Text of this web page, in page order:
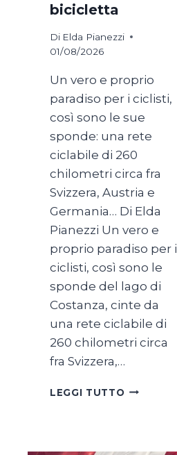
bicicletta
Di Elda Pianezzi
01/08/2026
Un vero e proprio
paradiso per i ciclisti,
così sono le sue
sponde: una rete
ciclabile di 260
chilometri circa fra
Svizzera, Austria e
Germania… Di Elda
Pianezzi Un vero e
proprio paradiso per i
ciclisti, così sono le
sponde del lago di
Costanza, cinte da
una rete ciclabile di
260 chilometri circa
fra Svizzera,…
LEGGI TUTTO SUL